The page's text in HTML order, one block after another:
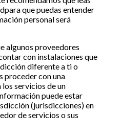
que puedas entender
personal será
algunos proveedores
con instalaciones que
diferente a ti o
proceder con una
servicios de un
puede estar
(jurisdicciones) en
de servicios o sus